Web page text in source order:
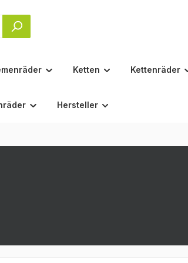
Ketten Kettenräder
Hersteller